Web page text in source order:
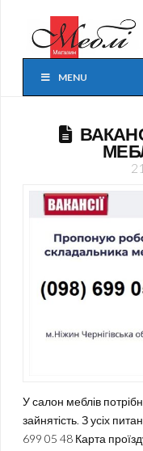
MENU
У салон меблів
зайнятість. З усіх
699 05 48 Карта